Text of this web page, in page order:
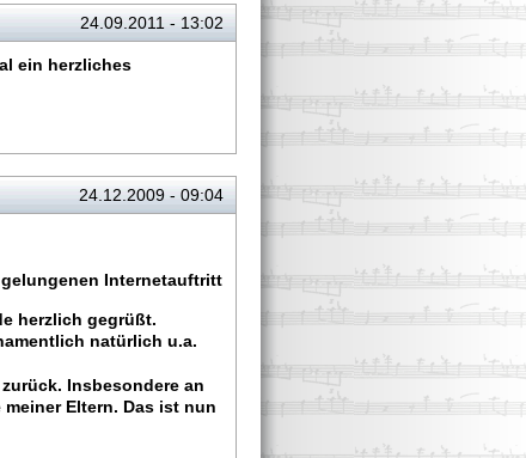
24.09.2011 - 13:02
ein herzliches
24.12.2009 - 09:04
Internetauftritt
herzlich gegrüßt.
natürlich u.a.
Insbesondere an
Eltern. Das ist nun